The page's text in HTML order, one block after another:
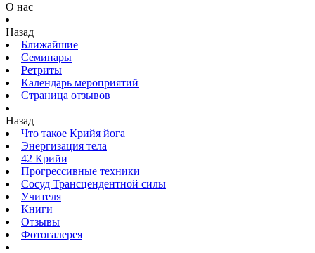
О нас
Назад
Ближайшие
Семинары
Ретриты
Календарь мероприятий
Страница отзывов
Назад
Что такое Крийя йога
Энергизация тела
42 Крийи
Прогрессивные техники
Сосуд Трансцендентной силы
Учителя
Книги
Отзывы
Фотогалерея